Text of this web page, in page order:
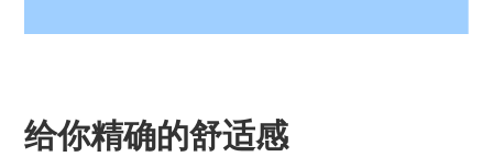
给你精确的舒适感